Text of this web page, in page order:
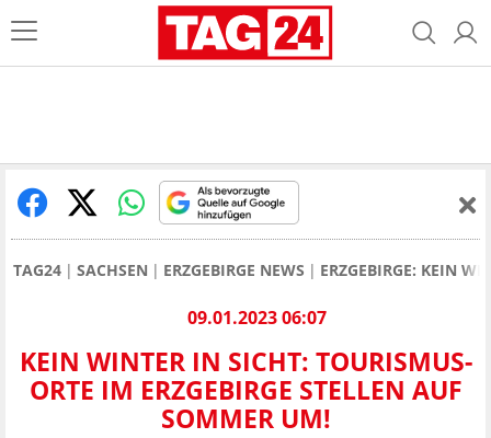
TAG24 SACHSEN ERZGEBIRGE NEWS ERZGEBIRGE: KEIN
09.01.2023 06:07
KEIN WINTER IN SICHT: TOURISMUS-
ORTE IM ERZGEBIRGE STELLEN AUF
SOMMER UM!